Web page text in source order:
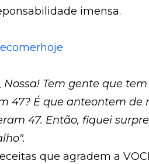
imensa.
Tem gente que
47? É que anteontem de
47. Então, fiquei
que agradem a